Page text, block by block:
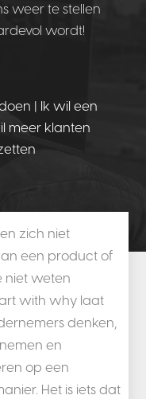
weer te stellen
wordt!
| Ik wil een
meer klanten
zich niet
een product of
niet weten
with why laat
denken,
en
op een
Het is iets dat